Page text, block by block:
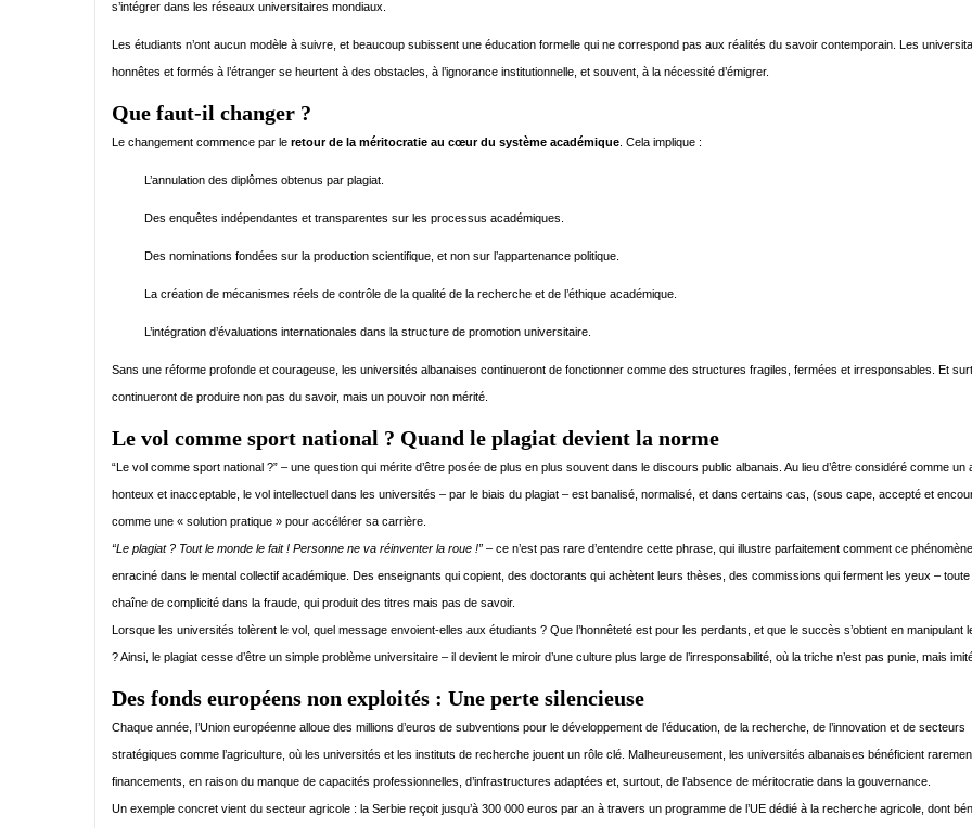
s’intégrer dans les réseaux universitaires mondiaux.
Les étudiants n’ont aucun modèle à suivre, et beaucoup subissent une éducation formelle qui ne correspond pas aux réalités du savoir contemporain. Les
honnêtes et formés à l’étranger se heurtent à des obstacles, à l’ignorance institutionnelle, et souvent, à la nécessité d’émigrer.
Que faut-il changer ?
Le changement commence par le retour de la méritocratie au cœur du système académique . Cela implique :
L’annulation des diplômes obtenus par plagiat.
Des enquêtes indépendantes et transparentes sur les processus académiques.
Des nominations fondées sur la production scientifique, et non sur l’appartenance politique.
La création de mécanismes réels de contrôle de la qualité de la recherche et de l’éthique académique.
L’intégration d’évaluations internationales dans la structure de promotion universitaire.
Sans une réforme profonde et courageuse, les universités albanaises continueront de fonctionner comme des structures fragiles, fermées et irresponsables. Et
continueront de produire non pas du savoir, mais un pouvoir non mérité.
Le vol comme sport national ? Quand le plagiat devient la norme
“Le vol comme sport national ?” – une question qui mérite d’être posée de plus en plus souvent dans le discours public albanais. Au lieu d’être considéré comme un
honteux et inacceptable, le vol intellectuel dans les universités – par le biais du plagiat – est banalisé, normalisé, et dans certains cas, (sous cape, accepté et
comme une « solution pratique » pour accélérer sa carrière.
“Le plagiat ? Tout le monde le fait ! Personne ne va réinventer la roue !” – ce n’est pas rare d’entendre cette phrase, qui illustre parfaitement comment ce
enraciné dans le mental collectif académique. Des enseignants qui copient, des doctorants qui achètent leurs thèses, des commissions qui ferment les yeux – toute
chaîne de complicité dans la fraude, qui produit des titres mais pas de savoir.
Lorsque les universités tolèrent le vol, quel message envoient-elles aux étudiants ? Que l’honnêteté est pour les perdants, et que le succès s’obtient en manipulant
? Ainsi, le plagiat cesse d’être un simple problème universitaire – il devient le miroir d’une culture plus large de l’irresponsabilité, où la triche n’est pas punie, mais
Des fonds européens non exploités : Une perte silencieuse
Chaque année, l’Union européenne alloue des millions d’euros de subventions pour le développement de l’éducation, de la recherche, de l’innovation et de secteurs
stratégiques comme l’agriculture, où les universités et les instituts de recherche jouent un rôle clé. Malheureusement, les universités albanaises bénéficient
financements, en raison du manque de capacités professionnelles, d’infrastructures adaptées et, surtout, de l’absence de méritocratie dans la gouvernance.
Un exemple concret vient du secteur agricole : la Serbie reçoit jusqu’à 300 000 euros par an à travers un programme de l’UE dédié à la recherche agricole, dont